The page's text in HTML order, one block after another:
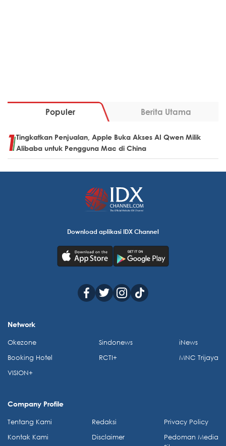
Populer Berita Utama
Tingkatkan Penjualan, Apple Buka Akses AI Qwen Milik
Alibaba untuk Pengguna Mac di China
Download aplikasi IDX Channel
Network
Okezone
Booking Hotel
VISION+
Sindonews
RCTI+
iNews
MNC Trijaya
Company Profile
Tentang Kami
Kontak Kami
Redaksi
Disclaimer
Privacy Policy
Pedoman Media